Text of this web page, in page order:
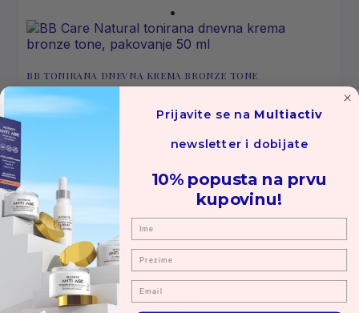
BB TONIRANA DNEVNA KREMA BRONZE TONE
50 ml
Još uvek nema recenzija.
Prijavite se na Multiactiv
newsletter i dobijate
10% popusta na prvu
kupovinu!
Ime
Prezime
Email